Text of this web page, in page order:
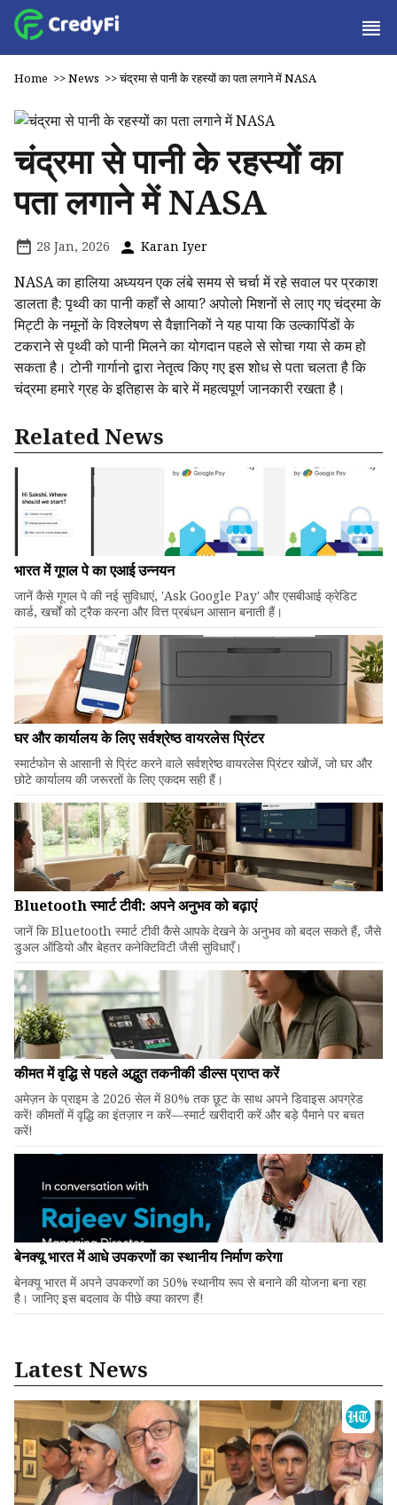
Home >>News >>चंद्रमा से पानी के रहस्यों का पता लगाने में NASA
चंद्रमा से पानी के रहस्यों का
पता लगाने में NASA
28 Jan, 2026 Karan Iyer
NASA का हालिया अध्ययन एक लंबे समय से चर्चा में रहे सवाल पर प्रकाश
डालता है: पृथ्वी का पानी कहाँ से आया? अपोलो मिशनों से लाए गए चंद्रमा के
मिट्टी के नमूनों के विश्लेषण से वैज्ञानिकों ने यह पाया कि उल्कापिंडों के
टकराने से पृथ्वी को पानी मिलने का योगदान पहले से सोचा गया से कम हो
सकता है। टोनी गार्गानो द्वारा नेतृत्व किए गए इस शोध से पता चलता है कि
चंद्रमा हमारे ग्रह के इतिहास के बारे में महत्वपूर्ण जानकारी रखता है।
Related News
भारत में गूगल पे का एआई उन्नयन
जानें कैसे गूगल पे की नई सुविधाएं, 'Ask Google Pay' और एसबीआई क्रेडिट
कार्ड, खर्चों को ट्रैक करना और वित्त प्रबंधन आसान बनाती हैं।
घर और कार्यालय के लिए सर्वश्रेष्ठ वायरलेस प्रिंटर
स्मार्टफोन से आसानी से प्रिंट करने वाले सर्वश्रेष्ठ वायरलेस प्रिंटर खोजें, जो घर और
छोटे कार्यालय की जरूरतों के लिए एकदम सही हैं।
Bluetooth स्मार्ट टीवी: अपने अनुभव को बढ़ाएं
जानें कि Bluetooth स्मार्ट टीवी कैसे आपके देखने के अनुभव को बदल सकते हैं, जैसे
डुअल ऑडियो और बेहतर कनेक्टिविटी जैसी सुविधाएँ।
कीमत में वृद्धि से पहले अद्भुत तकनीकी डील्स प्राप्त करें
अमेज़न के प्राइम डे 2026 सेल में 80% तक छूट के साथ अपने डिवाइस अपग्रेड
करें! कीमतों में वृद्धि का इंतज़ार न करें—स्मार्ट खरीदारी करें और बड़े पैमाने पर बचत
करें!
बेनक्यू भारत में आधे उपकरणों का स्थानीय निर्माण करेगा
बेनक्यू भारत में अपने उपकरणों का 50% स्थानीय रूप से बनाने की योजना बना रहा
है। जानिए इस बदलाव के पीछे क्या कारण हैं!
Latest News